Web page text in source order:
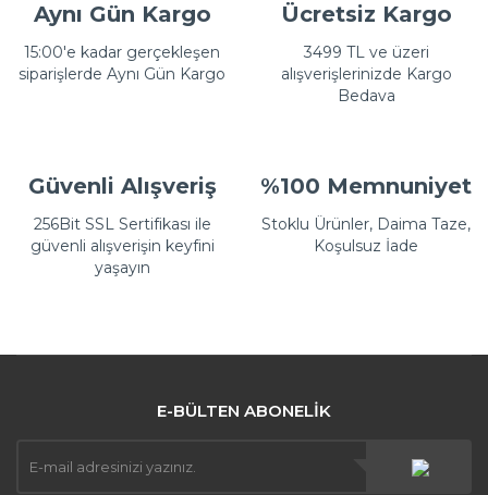
Aynı Gün Kargo
15:00'e kadar gerçekleşen
siparişlerde Aynı Gün Kargo
Ücretsiz Kargo
3499 TL ve üzeri
alışverişlerinizde Kargo
Bedava
Güvenli Alışveriş
256Bit SSL Sertifikası ile
güvenli alışverişin keyfini
yaşayın
%100 Memnuniyet
Stoklu Ürünler, Daima Taze,
Koşulsuz İade
E-BÜLTEN ABONELİK